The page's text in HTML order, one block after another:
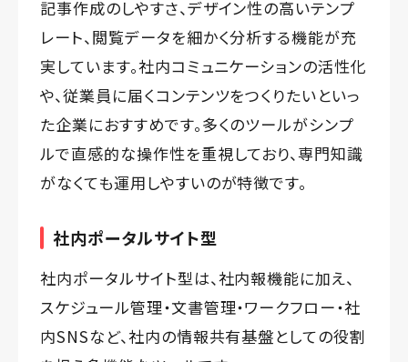
記事作成のしやすさ、デザイン性の高いテンプ
レート、閲覧データを細かく分析する機能が充
実しています。社内コミュニケーションの活性化
や、従業員に届くコンテンツをつくりたいといっ
た企業におすすめです。多くのツールがシンプ
ルで直感的な操作性を重視しており、専門知識
がなくても運用しやすいのが特徴です。
社内ポータルサイト型
社内ポータルサイト型は、社内報機能に加え、
スケジュール管理・文書管理・ワークフロー・社
内SNSなど、社内の情報共有基盤としての役割